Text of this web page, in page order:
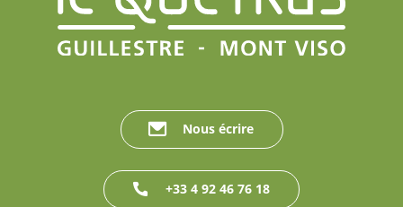
Nous écrire
+33 4 92 46 76 18